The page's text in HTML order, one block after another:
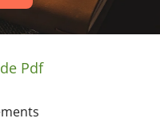
Pdf